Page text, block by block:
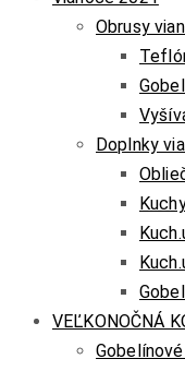
Obrusy
Doplnky
VEĽKONOČNÁ